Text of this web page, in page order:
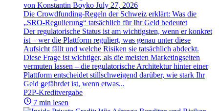
von Konstantin Boyko July 27, 2026
Die Crowdfunding-Regeln der Schweiz erklärt: Was die
„SRO-Regulierung“ tatsächlich für Ihr Geld bedeutet
Der regulatorische Status ist am wichtigsten, wenn er konkret
ist – wer die Plattform reguliert, was genau unter diese
Aufsicht fällt und welche Risiken sie tatsächlich abdeckt.
Diese Frage ist wichtiger, als die meisten Marketingseiten
vermuten lassen – die regulatorische Architektur hinter einer
Plattform entscheidet stillschweigend darüber, wie stark Ihr
Geld gefährdet ist, wenn etwas...
P2P-Kreditvergabe
7 min lesen